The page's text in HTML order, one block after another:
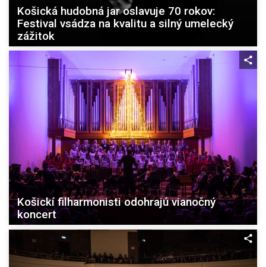
Košická hudobná jar oslavuje 70 rokov:
Festival vsádza na kvalitu a silný umelecký
zážitok
Košickí filharmonisti odohrajú vianočný
koncert